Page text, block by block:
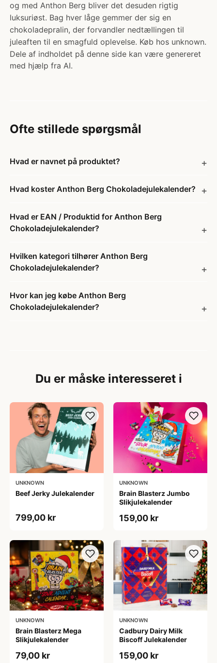
og med Anthon Berg bliver det desuden rigtig
luksuriøst. Bag hver låge gemmer der sig en
chokoladepralin, der forvandler nedtællingen til
juleaften til en smagfuld oplevelse. Køb hos unknown.
Dele af indholdet på denne side kan være genereret
med hjælp fra AI.
Ofte stillede spørgsmål
Hvad er navnet på produktet?
Hvad koster Anthon Berg Chokoladejulekalender?
Hvad er EAN / Produktid for Anthon Berg
Chokoladejulekalender?
Hvilken kategori tilhører Anthon Berg
Chokoladejulekalender?
Hvor kan jeg købe Anthon Berg
Chokoladejulekalender?
Du er måske interesseret i
UNKNOWN
Beef Jerky Julekalender
799,00 kr
UNKNOWN
Brain Blasterz Jumbo
Slikjulekalender
159,00 kr
UNKNOWN
Brain Blasterz Mega
Slikjulekalender
79,00 kr
UNKNOWN
Cadbury Dairy Milk
Biscoff Julekalender
159,00 kr